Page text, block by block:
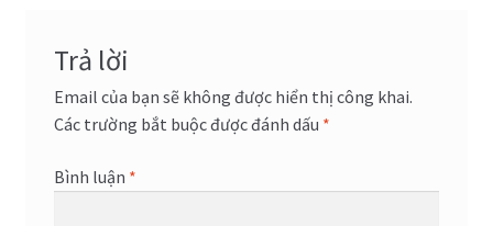
Trả lời
Email của bạn sẽ không được hiển thị công khai.
Các trường bắt buộc được đánh dấu *
Bình luận *